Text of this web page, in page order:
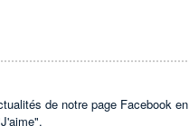
de notre page Facebook en